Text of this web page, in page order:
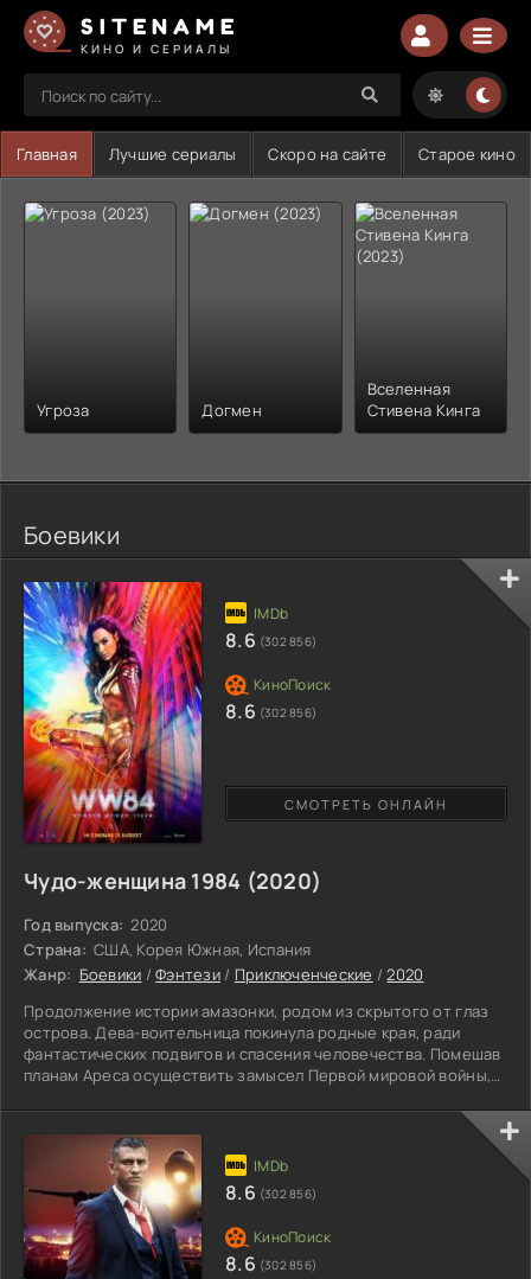
SITENAME
КИНО И СЕРИАЛЫ
Главная Лучшие сериалы Скоро на сайте Старое кино
Угроза Догмен
Вселенная
Стивена Кинга
Боевики
Чудо-женщина 1984 (2020)
Год выпуска: 2020
Страна: США, Корея Южная, Испания
Жанр: Боевики /Фэнтези / Приключенческие /2020
Продолжение истории амазонки, родом из скрытого от глаз
острова. Дева-воительница покинула родные края, ради
фантастических подвигов и спасения человечества. Помешав
планам Ареса осуществить замысел Первой мировой войны,
Теперь Диане предстоит распутать международные
неурядицы 1980-х годов. Чудо-женщина столкнется с
влиятельным бизнесменом Лордом. Успешный в карьере, он
ищет способ обрести силу, сравнимую с могуществом бога.
Для этого
СМОТРЕТЬ ОНЛАЙН
8.6 (302 856)
8.6 (302 856)
8.6 (302 856)
8.6 (302 856)